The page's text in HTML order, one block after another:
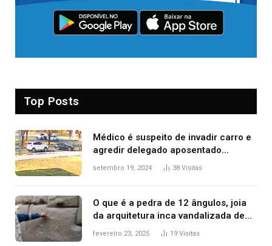
Top Posts
Médico é suspeito de invadir carro e
agredir delegado aposentado
durante confusão no trânsito
setembro 19, 2024 38 Visitas
O que é a pedra de 12 ângulos, joia
da arquitetura inca vandalizada de
forma irrecuperável
fevereiro 23, 2025 19 Visitas